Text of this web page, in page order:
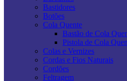
Bastidores
Botões
Cola Quente
Bastão de Cola
Pistola de Cola
Colas e Vernizes
Cordas e Fios Naturais
Cordões
Feltragem